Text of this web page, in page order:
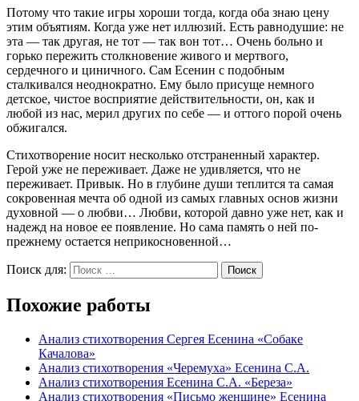
Потому что такие игры хороши тогда, когда оба знаю цену
этим объятиям. Когда уже нет иллюзий. Есть равнодушие: не
эта — так другая, не тот — так вон тот… Очень больно и
горько пережить столкновение живого и мертвого,
сердечного и циничного. Сам Есенин с подобным
сталкивался неоднократно. Ему было присуще немного
детское, чистое восприятие действительности, он, как и
любой из нас, мерил других по себе — и оттого порой очень
обжигался.
Стихотворение носит несколько отстраненный характер.
Герой уже не переживает. Даже не удивляется, что не
переживает. Привык. Но в глубине души теплится та самая
сокровенная мечта об одной из самых главных основ жизни
духовной — о любви… Любви, которой давно уже нет, как и
надежд на новое ее появление. Но сама память о ней по-
прежнему остается неприкосновенной…
Поиск для: Поиск
Похожие работы
Анализ стихотворения Сергея Есенина «Собаке
Качалова»
Анализ стихотворения «Черемуха» Есенина С.А.
Анализ стихотворения Есенина С.А. «Береза»
Анализ стихотворения «Письмо женщине» Есенина